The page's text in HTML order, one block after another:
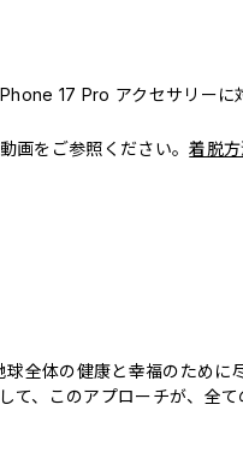
17 Pro アクセサリーに
画をご参照ください。着脱
球全体の健康と幸福のため
て、このアプローチが、全